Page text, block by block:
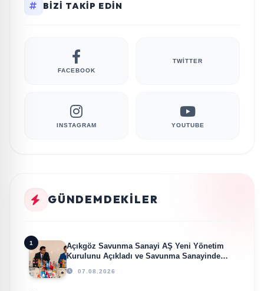
BIZI TAKIP EDIN
FACEBOOK
TWITTER
INSTAGRAM YOUTUBE
GÜNDEMDEKILER
1
Açıkgöz Savunma Sanayi AŞ Yeni Yönetim
Kurulunu Açıkladı ve Savunma Sanayinde
Küresel Vizyon Vurgusu
07.08.2026